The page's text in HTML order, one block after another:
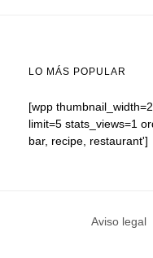
LO MÁS POPULAR
[wpp
limit=5 stats_views=1
bar, recipe, restaurant']
Aviso legal